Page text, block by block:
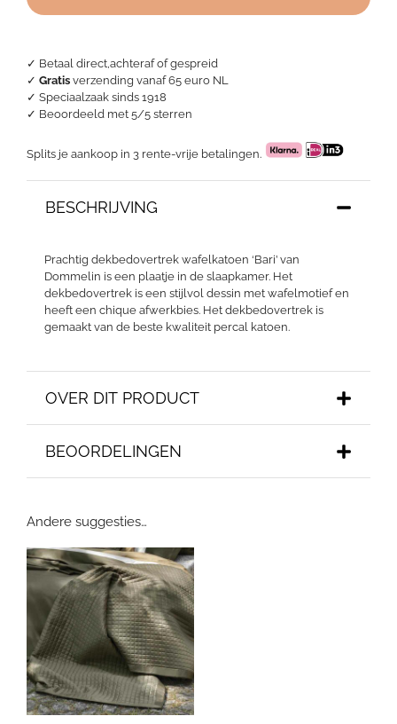
✓ Betaal direct,achteraf of gespreid
✓ Gratis verzending vanaf 65 euro NL
✓ Speciaalzaak sinds 1918
✓ Beoordeeld met 5/5 sterren
Splits je aankoop in 3 rente-vrije betalingen.
BESCHRIJVING
Prachtig dekbedovertrek wafelkatoen ‘Bari’ van
Dommelin is een plaatje in de slaapkamer. Het
dekbedovertrek is een stijlvol dessin met wafelmotief en
heeft een chique afwerkbies. Het dekbedovertrek is
gemaakt van de beste kwaliteit percal katoen.
OVER DIT PRODUCT
BEOORDELINGEN
Andere suggesties…